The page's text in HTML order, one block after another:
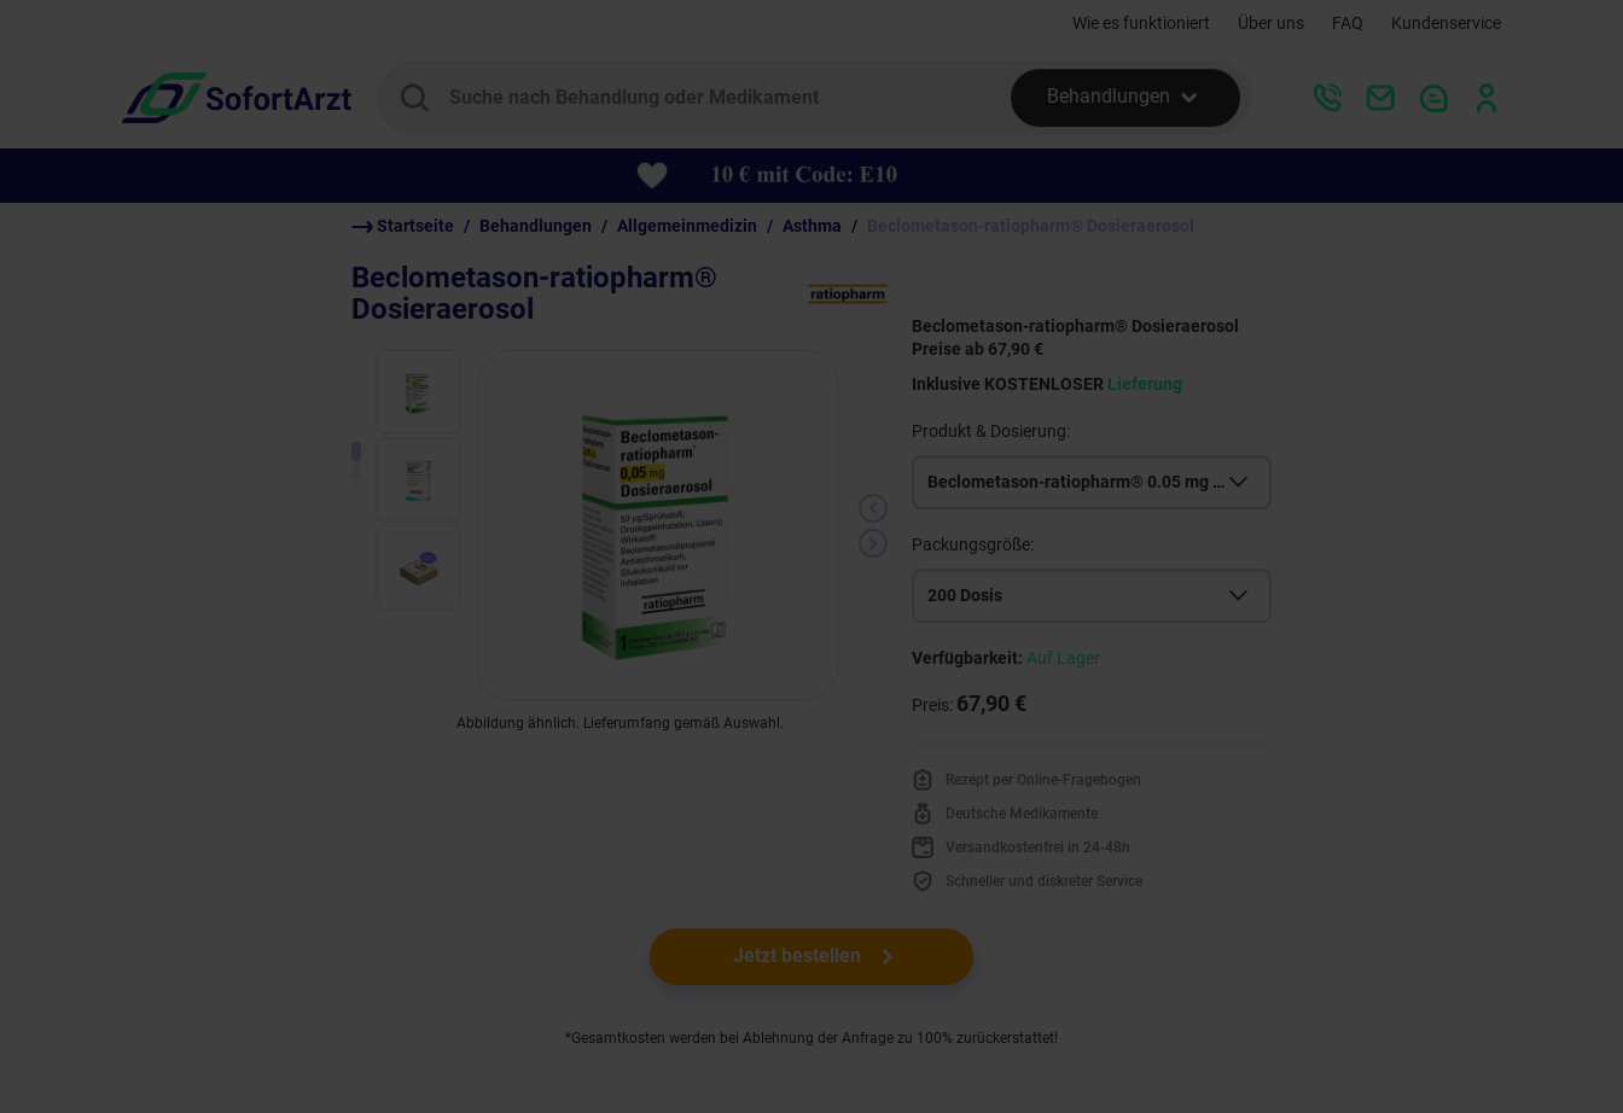
Wie es funktioniert Über uns FAQ Kundenservice
Behandlungen
Startseite Behandlungen Allgemeinmedizin Asthma
Beclometason-ratiopharm®
Dosieraerosol
Abbildung ähnlich. Lieferumfang gemäß Auswahl.
Beclometason-ratiopharm® Dosieraerosol
Preise ab 67,90 €
Inklusive KOSTENLOSER Lieferung
Produkt & Dosierung:
Beclometason-ratiopharm® 0.05 mg Dosieraerosol
Packungsgröße:
200 Dosis
Verfügbarkeit:Auf Lager
Preis: 67,90 €
Rezept per Online-Fragebogen
Deutsche Medikamente
Versandkostenfrei in 24-48h
Schneller und diskreter Service
Jetzt bestellen
*Gesamtkosten werden bei Ablehnung der Anfrage zu 100% zurückerstattet!